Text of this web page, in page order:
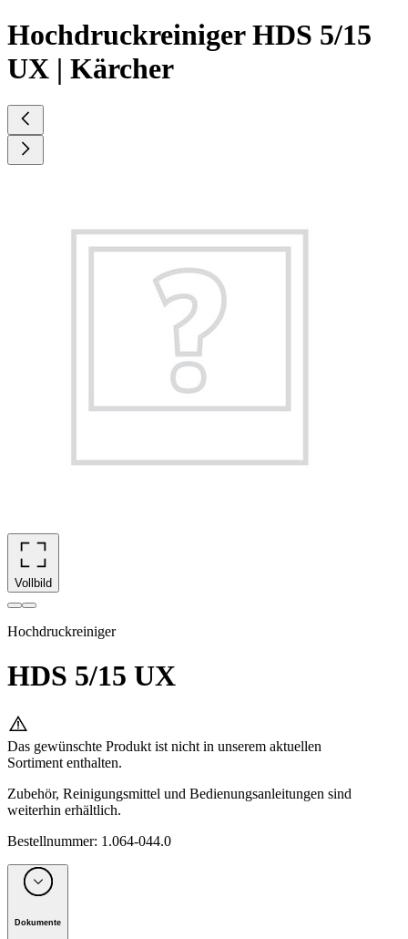
Hochdruckreiniger HDS 5/15
UX | Kärcher
Vollbild
Hochdruckreiniger
HDS 5/15 UX
Das gewünschte Produkt ist nicht in unserem aktuellen
Sortiment enthalten.
Zubehör, Reinigungsmittel und Bedienungsanleitungen sind
weiterhin erhältlich.
Bestellnummer: 1.064-044.0
Dokumente